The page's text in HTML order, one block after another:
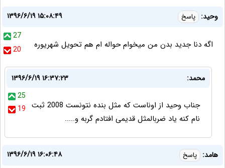
وحید: پاسخ
۱۳۹۶/۶/۱۹ ۱۵:۰۸:۴۹
27
20
اگه دنا جدید بدن من میخوام حواله ام هم تحویل شهریوره
محمد:
۱۳۹۶/۶/۱۹ ۱۶:۳۷:۲۳
25
19 جناب وحید از اوناست که مثل بنده نتونست 2008 ثبت
نام کنه یاد ضربالمثل قدیمی افتادم گربه و.....
هامد: پاسخ
۱۳۹۶/۶/۱۹ ۱۶:۰۶:۴۸